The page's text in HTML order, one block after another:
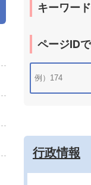
キーワー
ページID
行政情報